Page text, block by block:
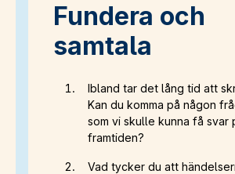
Fundera och
samtala
Ibland tar det lång tid att
Kan du komma på någon
som vi skulle kunna få svar
framtiden?
Vad tycker du att